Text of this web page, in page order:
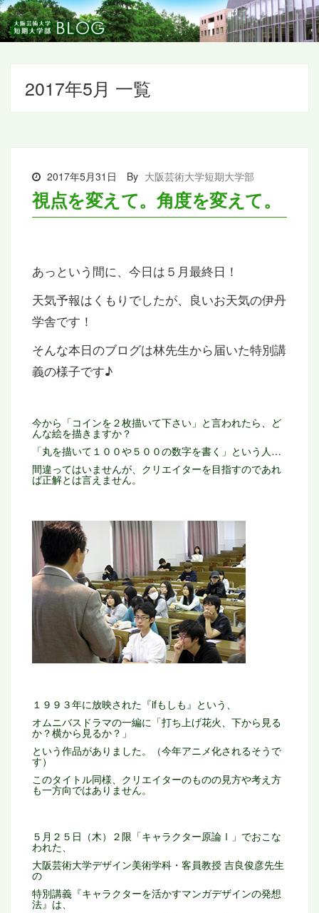
2017年5月 一覧
2017年5月31日 By 大阪芸術大学短期大学部
視点を変えて。角度を変えて。
あっという間に、今日は５月最終日！
天気予報はくもりでしたが、良いお天気の伊丹
学舎です！
そんな本日のブログは林先生から届いた特別講
義の様子です♪
今から「コインを２枚描いて下さい」と言われたら、ど
んな絵を描きますか？
「丸を描いて１００や５００の数字を書く」という人…
間違ってはいませんが、クリエイターを目指すのであれ
ば正解とは言えません。
１９９３年に放映された『ifもしも』という、
オムニバスドラマの一編に「打ち上げ花火、下から見る
か？横から見るか？」
という作品がありました。（今年アニメ化されるそうで
す）
このタイトル同様、クリエイターのものの見方や考え方
も一方向ではありません。
５月２５日（木）２限「キャラクター原論Ⅰ」でおこな
われた、
大阪芸術大学デザイン美術学科・客員教授 吉良俊彦先生
の
特別講義『キャラクターを活かすマンガデザインの発想
法』は、